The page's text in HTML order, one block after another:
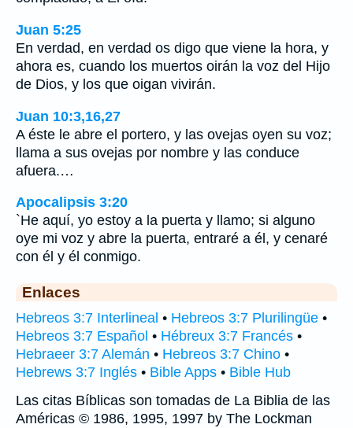
Juan 5:25
En verdad, en verdad os digo que viene la hora, y
ahora es, cuando los muertos oirán la voz del Hijo
de Dios, y los que oigan vivirán.
Juan 10:3,16,27
A éste le abre el portero, y las ovejas oyen su voz;
llama a sus ovejas por nombre y las conduce
afuera.…
Apocalipsis 3:20
`He aquí, yo estoy a la puerta y llamo; si alguno
oye mi voz y abre la puerta, entraré a él, y cenaré
con él y él conmigo.
Enlaces
Hebreos 3:7 Interlineal • Hebreos 3:7 Plurilingüe •
Hebreos 3:7 Español • Hébreux 3:7 Francés •
Hebraeer 3:7 Alemán • Hebreos 3:7 Chino •
Hebrews 3:7 Inglés • Bible Apps • Bible Hub
Las citas Bíblicas son tomadas de La Biblia de las
Américas © 1986, 1995, 1997 by The Lockman